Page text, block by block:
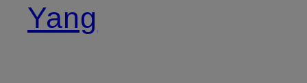
Yang